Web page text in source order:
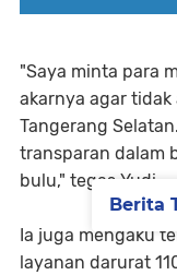
"Saya minta para
akarnya agar
Tangerang
transparan dalam
bulu," tegas Yudi.
Ia juga mengaku
layanan darurat
Berita